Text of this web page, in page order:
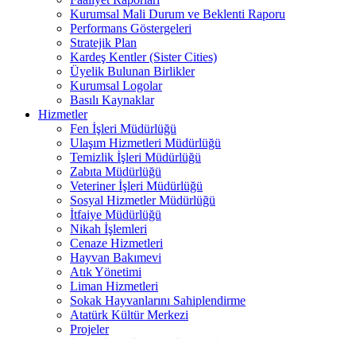
Kurumsal Mali Durum ve Beklenti Raporu
Performans Göstergeleri
Stratejik Plan
Kardeş Kentler (Sister Cities)
Üyelik Bulunan Birlikler
Kurumsal Logolar
Basılı Kaynaklar
Hizmetler
Fen İşleri Müdürlüğü
Ulaşım Hizmetleri Müdürlüğü
Temizlik İşleri Müdürlüğü
Zabıta Müdürlüğü
Veteriner İşleri Müdürlüğü
Sosyal Hizmetler Müdürlüğü
İtfaiye Müdürlüğü
Nikah İşlemleri
Cenaze Hizmetleri
Hayvan Bakımevi
Atık Yönetimi
Liman Hizmetleri
Sokak Hayvanlarını Sahiplendirme
Atatürk Kültür Merkezi
Projeler